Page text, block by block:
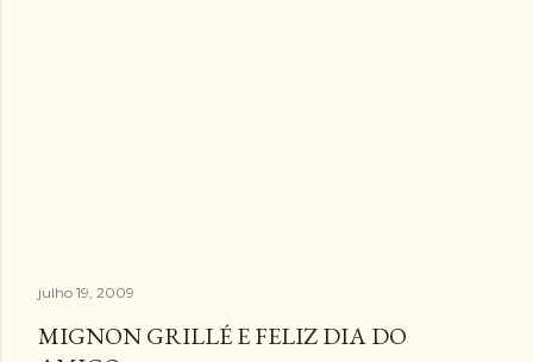
julho 19, 2009
MIGNON GRILLÉ E FELIZ DIA DO